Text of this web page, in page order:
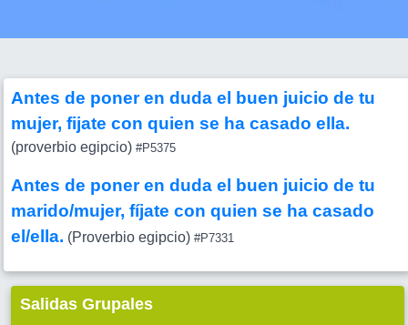
Antes de poner en duda el buen juicio de tu
mujer, fijate con quien se ha casado ella.
(proverbio egipcio) #P5375
Antes de poner en duda el buen juicio de tu
marido/mujer, fíjate con quien se ha casado
el/ella. (Proverbio egipcio) #P7331
Salidas Grupales